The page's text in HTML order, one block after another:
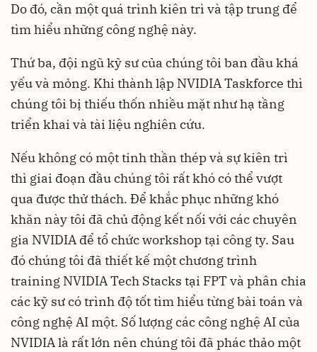
Do đó, cần một quá trình kiên trì và tập trung để
tìm hiểu những công nghệ này.
Thứ ba, đội ngũ kỹ sư của chúng tôi ban đầu khá
yếu và mỏng. Khi thành lập NVIDIA Taskforce thì
chúng tôi bị thiếu thốn nhiều mặt như hạ tầng
triển khai và tài liệu nghiên cứu.
Nếu không có một tinh thần thép và sự kiên trì
thì giai đoạn đầu chúng tôi rất khó có thể vượt
qua được thử thách. Để khắc phục những khó
khăn này tôi đã chủ động kết nối với các chuyên
gia NVIDIA để tổ chức workshop tại công ty. Sau
đó chúng tôi đã thiết kế một chương trình
training NVIDIA Tech Stacks tại FPT và phân chia
các kỹ sư có trình độ tốt tìm hiểu từng bài toán và
công nghệ AI một. Số lượng các công nghệ AI của
NVIDIA là rất lớn nên chúng tôi đã phác thảo một